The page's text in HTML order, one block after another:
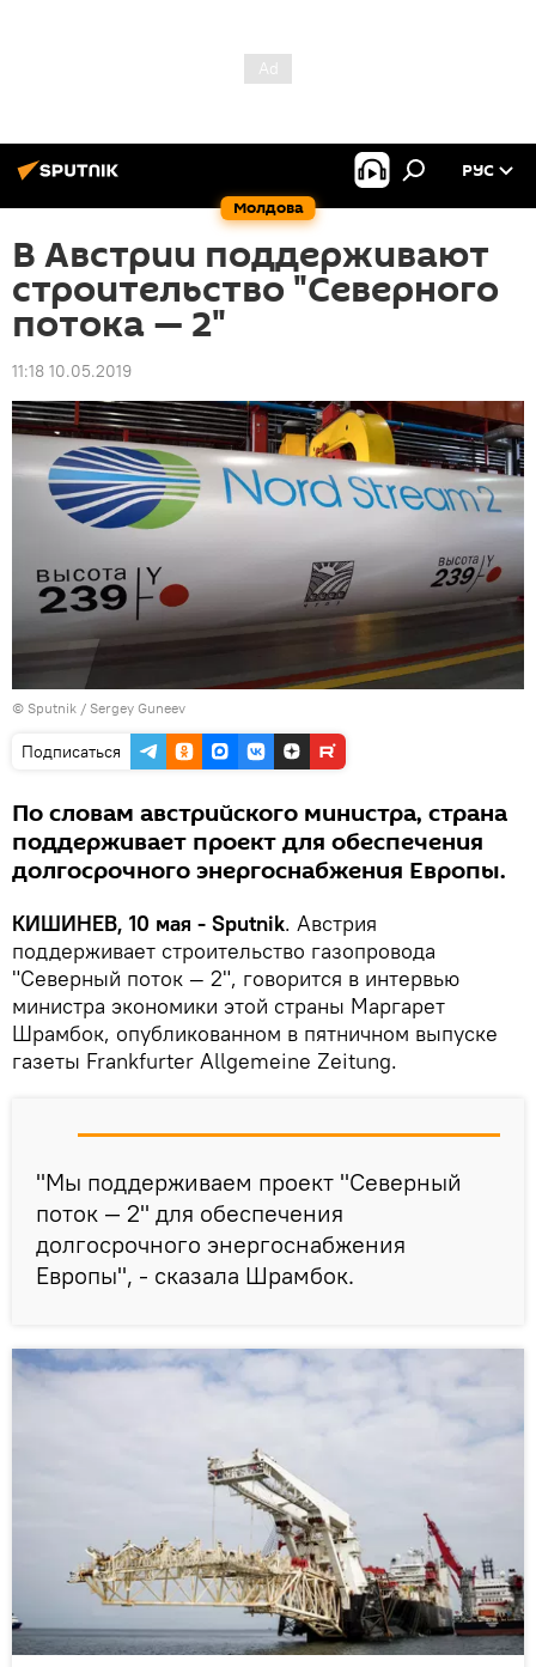
Молдова
РУС
В Австрии поддерживают
строительство "Северного
потока — 2"
11:18 10.05.2019
© Sputnik / Sergey Guneev
Подписаться
По словам австрийского министра, страна
поддерживает проект для обеспечения
долгосрочного энергоснабжения Европы.
КИШИНЕВ, 10 мая - Sputnik. Австрия
поддерживает строительство газопровода
"Северный поток — 2", говорится в интервью
министра экономики этой страны Маргарет
Шрамбок, опубликованном в пятничном выпуске
газеты Frankfurter Allgemeine Zeitung.
"Мы поддерживаем проект "Северный
поток — 2" для обеспечения
долгосрочного энергоснабжения
Европы", - сказала Шрамбок.